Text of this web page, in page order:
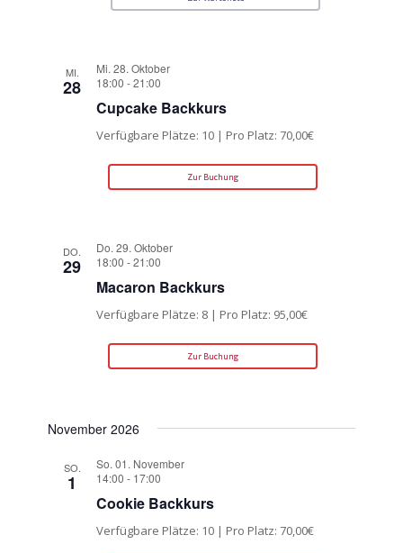
MI.
28
Mi. 28. Oktober
18:00 -21:00
Cupcake Backkurs
Verfügbare Plätze: 10 | Pro Platz: 70,00€
Zur Buchung
DO.
29
Do. 29. Oktober
18:00 -21:00
Macaron Backkurs
Verfügbare Plätze: 8 | Pro Platz: 95,00€
Zur Buchung
November 2026
SO.
1
So. 01. November
14:00 - 17:00
Cookie Backkurs
Verfügbare Plätze: 10 | Pro Platz: 70,00€